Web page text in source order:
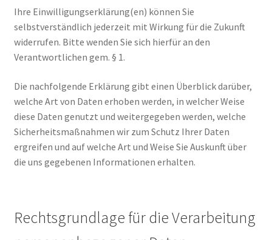
Ihre Einwilligungserklärung(en) können Sie
selbstverständlich jederzeit mit Wirkung für die Zukunft
widerrufen. Bitte wenden Sie sich hierfür an den
Verantwortlichen gem. § 1.
Die nachfolgende Erklärung gibt einen Überblick darüber,
welche Art von Daten erhoben werden, in welcher Weise
diese Daten genutzt und weitergegeben werden, welche
Sicherheitsmaßnahmen wir zum Schutz Ihrer Daten
ergreifen und auf welche Art und Weise Sie Auskunft über
die uns gegebenen Informationen erhalten.
Rechtsgrundlage für die Verarbeitung